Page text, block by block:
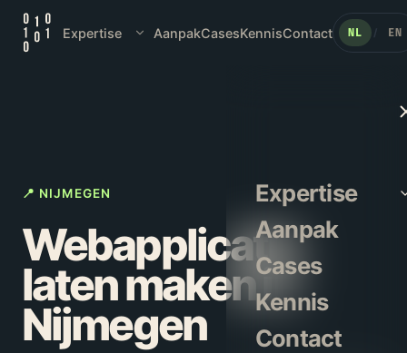
Expertise AanpakCasesKennisContact NL / EN
Expertise
Aanpak
Cases
Kennis
Contact
📍 NIJMEGEN
Webapplicatie
laten maken in
Nijmegen